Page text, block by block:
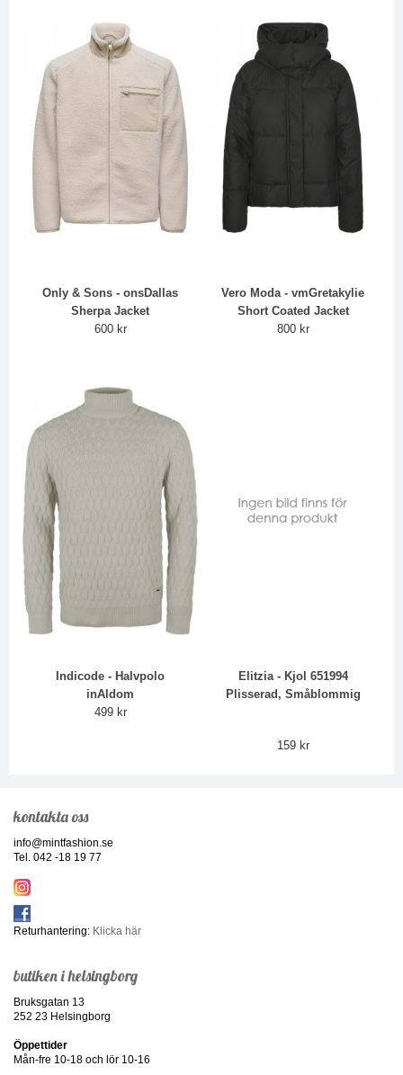
Only & Sons - onsDallas
Sherpa Jacket
600 kr
Vero Moda - vmGretakylie
Short Coated Jacket
800 kr
Indicode - Halvpolo
inAldom
499 kr
Elitzia - Kjol 651994
Plisserad, Småblommig
159 kr
kontakta oss
info@mintfashion.se
Tel. 042 -18 19 77
Returhantering: Klicka här
butiken i helsingborg
Bruksgatan 13
252 23 Helsingborg
Öppettider
Mån-fre 10-18 och lör 10-16